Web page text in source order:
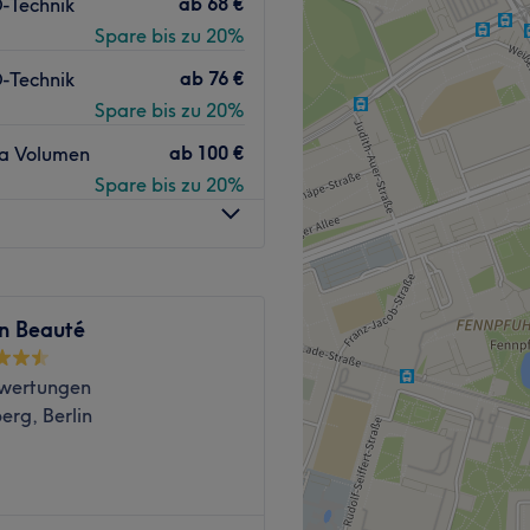
Zurück zur Salonansicht
zentralen Lage ist dieser
ein ultimatives Beauty-
engagierten
Besuchs im Studio
kinderfreundlich,
Spare bis zu 20%
ab 76 €
Spare bis zu 20%
Volumen
ab 100 €
Spare bis zu 20%
Frankfurter Allee 102
Beauté
Berlin